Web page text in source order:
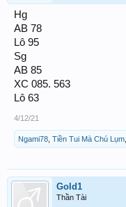
Hg
AB 78
Lô 95
Sg
AB 85
XC 085. 563
Lô 63
4/12/21
Ngami78 Tiền Tui Mà Chú Lụm
Gold1
Thần Tài